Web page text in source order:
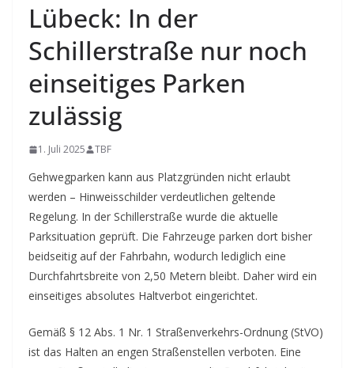
Lübeck: In der
Schillerstraße nur noch
einseitiges Parken
zulässig
1. Juli 2025 TBF
Gehwegparken kann aus Platzgründen nicht erlaubt
werden – Hinweisschilder verdeutlichen geltende
Regelung. In der Schillerstraße wurde die aktuelle
Parksituation geprüft. Die Fahrzeuge parken dort bisher
beidseitig auf der Fahrbahn, wodurch lediglich eine
Durchfahrtsbreite von 2,50 Metern bleibt. Daher wird ein
einseitiges absolutes Haltverbot eingerichtet.
Gemäß § 12 Abs. 1 Nr. 1 Straßenverkehrs-Ordnung (StVO)
ist das Halten an engen Straßenstellen verboten. Eine